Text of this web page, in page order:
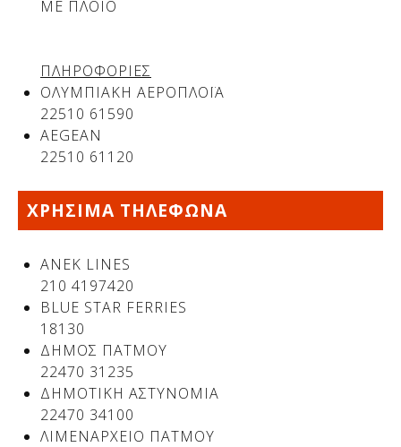
ΜΕ ΠΛΟΙΟ
ΠΛΗΡΟΦΟΡΙΕΣ
ΟΛΥΜΠΙΑΚΗ ΑΕΡΟΠΛΟΪΑ
22510 61590
AEGEAN
22510 61120
ΧΡΗΣΙΜΑ ΤΗΛΕΦΩΝΑ
ΑΝΕΚ LINES
210 4197420
BLUE STAR FERRIES
18130
ΔΗΜΟΣ ΠΑΤΜΟΥ
22470 31235
ΔΗΜΟΤΙΚΗ ΑΣΤΥΝΟΜΙΑ
22470 34100
ΛΙΜΕΝΑΡΧΕΙΟ ΠΑΤΜΟΥ